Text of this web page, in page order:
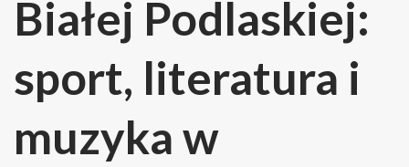
Białej Podlaskiej:
sport, literatura i
muzyka w